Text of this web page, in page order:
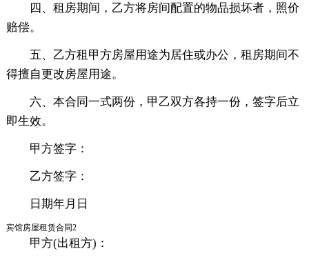
四、租房期间，乙方将房间配置的物品损坏者，照价
赔偿。
五、乙方租甲方房屋用途为居住或办公，租房期间不
得擅自更改房屋用途。
六、本合同一式两份，甲乙双方各持一份，签字后立
即生效。
甲方签字：
乙方签字：
日期年月日
宾馆房屋租赁合同2
甲方(出租方)：